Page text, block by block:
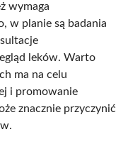
wymaga
w planie są badania
leków. Warto
ma na celu
i promowanie
znacznie przyczynić